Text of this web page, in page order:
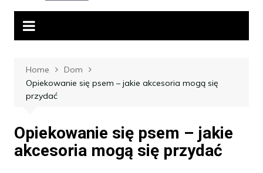
Home
Dom
Opiekowanie się psem – jakie akcesoria mogą się
przydać
Opiekowanie się psem – jakie
akcesoria mogą się przydać